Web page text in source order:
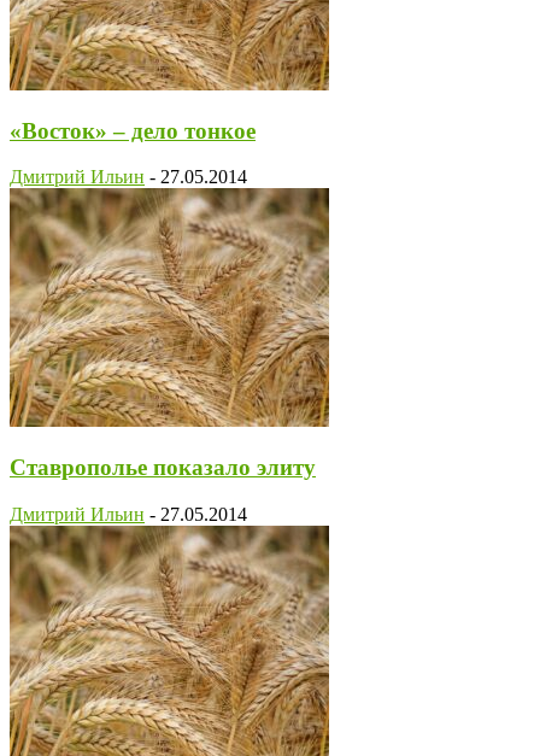
«Восток» – дело тонкое
Дмитрий Ильин - 27.05.2014
Ставрополье показало элиту
Дмитрий Ильин - 27.05.2014